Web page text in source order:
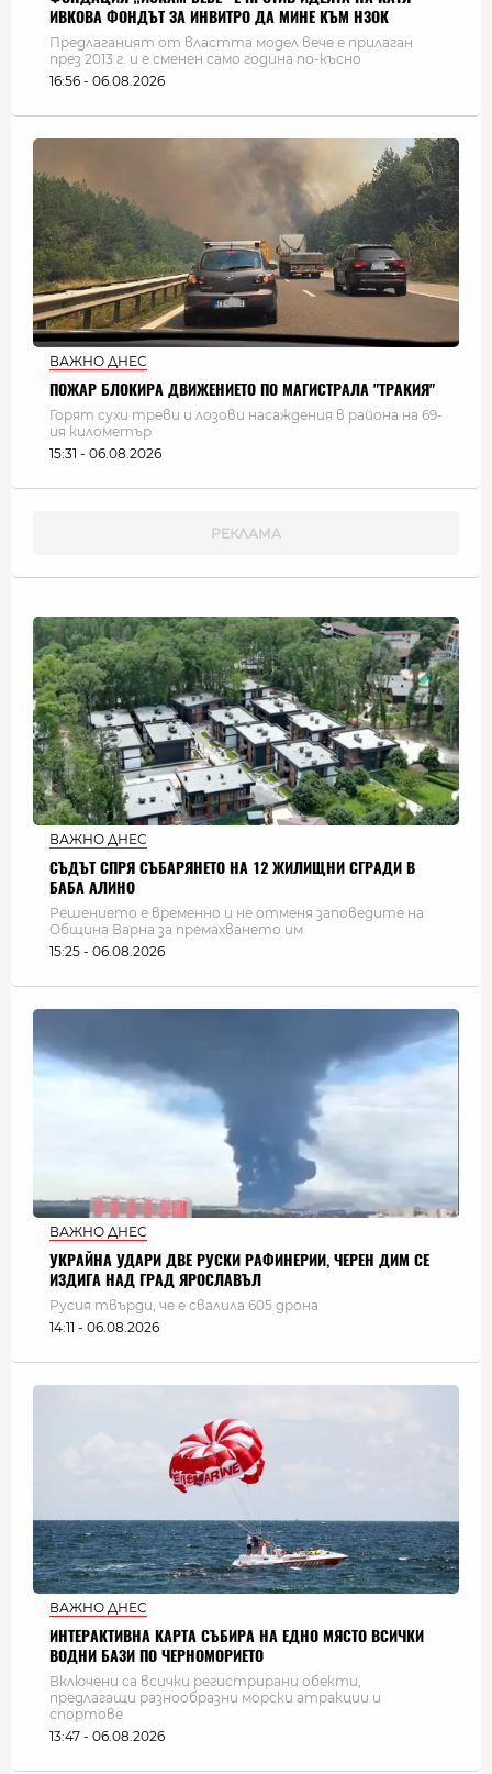
ИВКОВА ФОНДЪТ ЗА ИНВИТРО ДА МИНЕ КЪМ НЗОК
Предлаганият от властта модел вече е прилаган
през 2013 г. и е сменен само година по-късно
16:56 - 06.08.2026
ВАЖНО ДНЕС
ПОЖАР БЛОКИРА ДВИЖЕНИЕТО ПО МАГИСТРАЛА "ТРАКИЯ"
Горят сухи треви и лозови насаждения в района на 69-
ия километър
15:31 - 06.08.2026
ВАЖНО ДНЕС
СЪДЪТ СПРЯ СЪБАРЯНЕТО НА 12 ЖИЛИЩНИ СГРАДИ В
БАБА АЛИНО
Решението е временно и не отменя заповедите на
Община Варна за премахването им
15:25 - 06.08.2026
ВАЖНО ДНЕС
УКРАЙНА УДАРИ ДВЕ РУСКИ РАФИНЕРИИ, ЧЕРЕН ДИМ СЕ
ИЗДИГА НАД ГРАД ЯРОСЛАВЪЛ
Русия твърди, че е свалила 605 дрона
14:11 - 06.08.2026
ВАЖНО ДНЕС
ИНТЕРАКТИВНА КАРТА СЪБИРА НА ЕДНО МЯСТО ВСИЧКИ
ВОДНИ БАЗИ ПО ЧЕРНОМОРИЕТО
Включени са всички регистрирани обекти,
предлагащи разнообразни морски атракции и
спортове
13:47 - 06.08.2026